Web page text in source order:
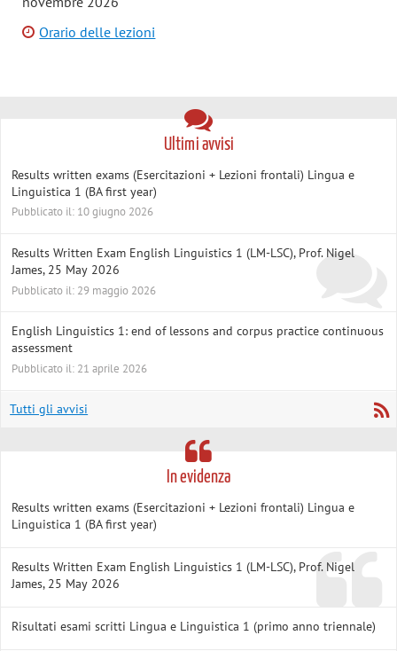
Orario delle lezioni
Ultimi avvisi
Results written exams (Esercitazioni + Lezioni frontali) Lingua e
Linguistica 1 (BA first year)
Pubblicato il: 10 giugno 2026
Results Written Exam English Linguistics 1 (LM-LSC), Prof. Nigel
James, 25 May 2026
Pubblicato il: 29 maggio 2026
English Linguistics 1: end of lessons and corpus practice continuous
assessment
Pubblicato il: 21 aprile 2026
Tutti gli avvisi
In evidenza
Results written exams (Esercitazioni + Lezioni frontali) Lingua e
Linguistica 1 (BA first year)
Results Written Exam English Linguistics 1 (LM-LSC), Prof. Nigel
James, 25 May 2026
Risultati esami scritti Lingua e Linguistica 1 (primo anno triennale)